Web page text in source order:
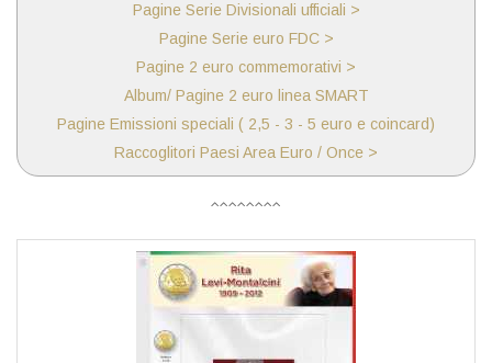
Pagine Serie Divisionali ufficiali >
Pagine Serie euro FDC >
Pagine 2 euro commemorativi >
Album/ Pagine 2 euro linea SMART
Pagine Emissioni speciali ( 2,5 - 3 - 5 euro e coincard)
Raccoglitori Paesi Area Euro / Once >